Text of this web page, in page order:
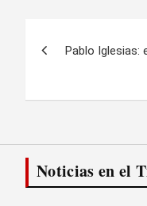
entradas
Pablo Iglesias:
Noticias en el